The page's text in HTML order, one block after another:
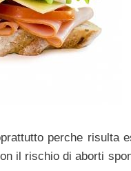
perche risulta
il rischio di aborti